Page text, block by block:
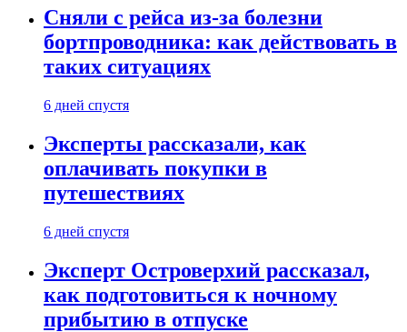
Сняли с рейса из-за болезни
бортпроводника: как действовать в
таких ситуациях
6 дней спустя
Эксперты рассказали, как
оплачивать покупки в
путешествиях
6 дней спустя
Эксперт Островерхий рассказал,
как подготовиться к ночному
прибытию в отпуске